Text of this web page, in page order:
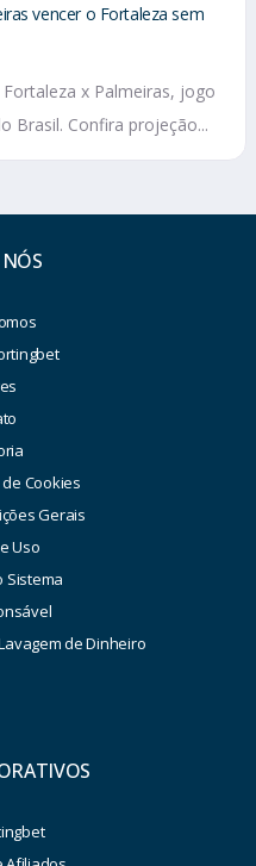
vencer o Fortaleza sem
x Palmeiras, jogo
Brasil. Confira projeção...
Cookies
Gerais
Uso
Sistema
de Dinheiro